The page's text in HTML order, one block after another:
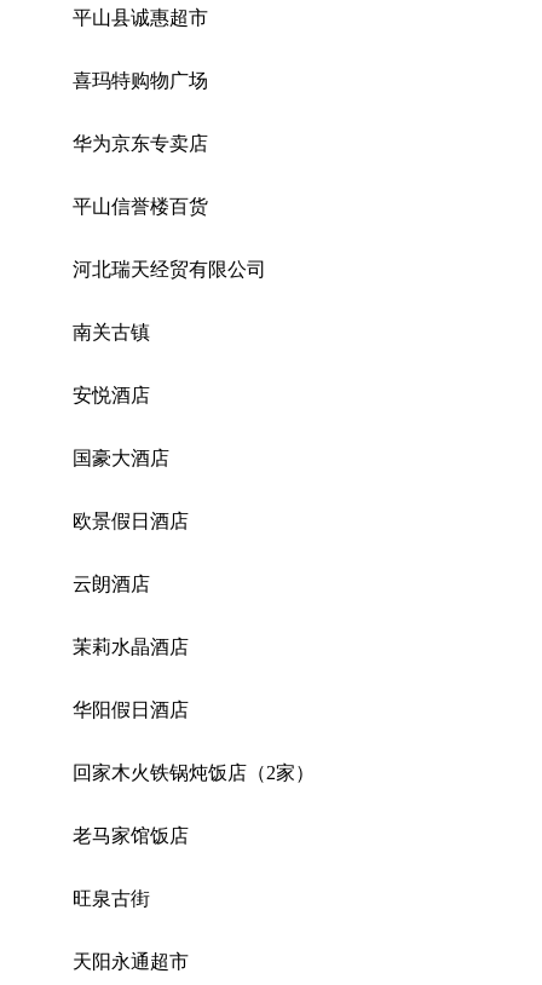
平山县诚惠超市
喜玛特购物广场
华为京东专卖店
平山信誉楼百货
河北瑞天经贸有限公司
南关古镇
安悦酒店
国豪大酒店
欧景假日酒店
云朗酒店
茉莉水晶酒店
华阳假日酒店
回家木火铁锅炖饭店（2家）
老马家馆饭店
旺泉古街
天阳永通超市